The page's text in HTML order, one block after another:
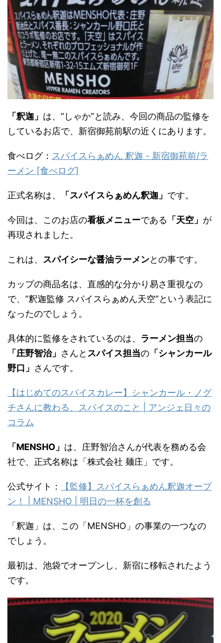
「釈迦」 は、“しゃか”と読み、今回の商品の監修を
しているお店で、新宿御苑前駅の近くにあります。
食べログ： スパイスらぁめん 釈迦 - 新宿御苑前/ラ
ーメン [食べログ]
正式名称は、 「スパイスらぁめん釈迦」 です。
今回は、このお店の看板メニューである 「天空」 が
再現されました。
これは、 スパイシーな醤油ラーメンとの事です。
カップの商品名は、直感的な分かり易さ重視なの
で、“釈迦監修 スパイスらぁめん天空”という表記に
なったのでしょう。
具体的に監修をされているのは、 ラーメン担当の
「庄野智治」 さんと スパイス担当の 「シャンカール
野口」 さんです。
【はじめてのスパイスカレー】シャンカール・ノグ
チさんに教わる、スパイスのこと | アンジェ日々の
コラム
「MENSHO」 は、庄野智治さんが代表を務める会
社で、正式名称は「株式会社 麺庄」です。
公式サイト：
【監修】スパイスらぁめん釈迦オープ
ン！ | MENSHO | 明日の一杯を創る
「釈迦」は、この「MENSHO」の事業の一つなの
でしょう。
最初は、池袋でオープンし、新宿に移転されたよう
です。